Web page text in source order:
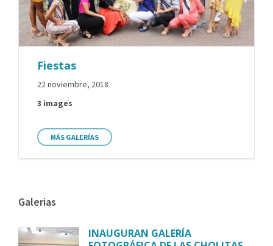
Fiestas
22 noviembre, 2018
3 images
MÁS GALERÍAS
Galerias
INAUGURAN GALERÍA